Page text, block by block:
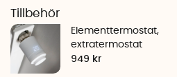
Tillbehör
Elementtermostat,
extratermostat
949 kr